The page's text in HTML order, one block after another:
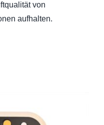
von
aufhalten.